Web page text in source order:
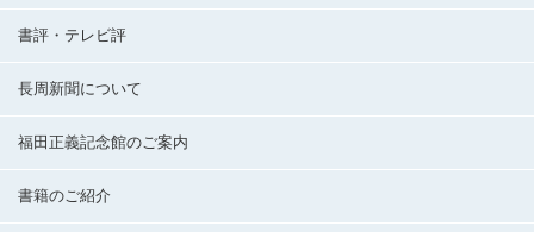
書評・テレビ評
長周新聞について
福田正義記念館のご案内
書籍のご紹介